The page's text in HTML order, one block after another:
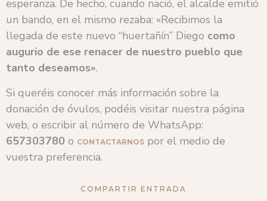
esperanza. De hecho, cuando nació, el alcalde emitió
un bando, en el mismo rezaba: «Recibimos la
llegada de este nuevo “huertañín” Diego como
augurio de ese renacer de nuestro pueblo que
tanto deseamos».
Si queréis conocer más información sobre la
donación de óvulos, podéis visitar nuestra página
web, o escribir al número de WhatsApp:
657303780 o CONTACTARNOS por el medio de
vuestra preferencia.
COMPARTIR ENTRADA